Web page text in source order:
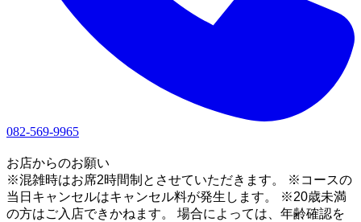
082-569-9965
お店からのお願い
※混雑時はお席2時間制とさせていただきます。 ※コースの
当日キャンセルはキャンセル料が発生します。 ※20歳未満
の方はご入店できかねます。 場合によっては、年齢確認を